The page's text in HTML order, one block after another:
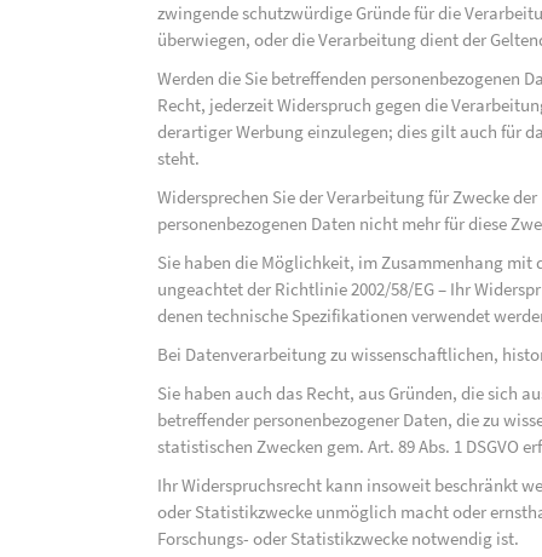
zwingende schutzwürdige Gründe für die
überwiegen, oder die Verarbeitung dient der
Werden die Sie betreffenden personenbezogenen
Recht, jederzeit Widerspruch gegen die
derartiger Werbung einzulegen; dies gilt auch für
steht.
Widersprechen Sie der Verarbeitung für Zwecke
personenbezogenen Daten nicht mehr für diese
Sie haben die Möglichkeit, im Zusammenhang
ungeachtet der Richtlinie 2002/58/EG – Ihr
denen technische Spezifikationen verwendet
Bei Datenverarbeitung zu wissenschaftlichen,
Sie haben auch das Recht, aus Gründen, die sich
betreffender personenbezogener Daten, die zu
statistischen Zwecken gem. Art. 89 Abs. 1 DSGVO
Ihr Widerspruchsrecht kann insoweit beschränkt
oder Statistikzwecke unmöglich macht oder
Forschungs- oder Statistikzwecke notwendig ist.